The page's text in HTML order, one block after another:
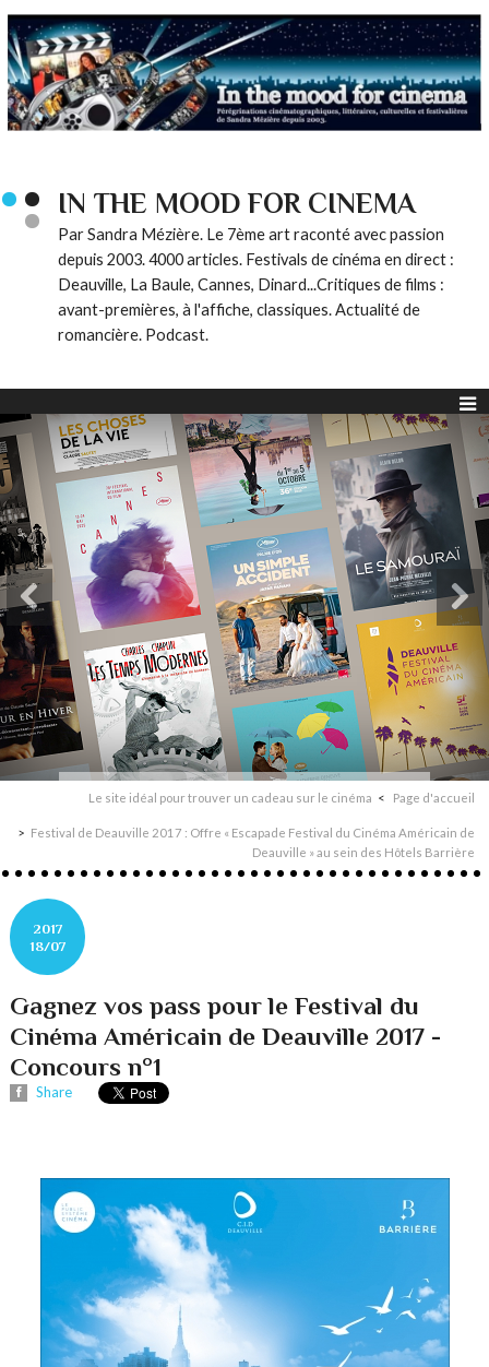
IN THE MOOD FOR CINEMA
Par Sandra Mézière. Le 7ème art raconté avec passion
depuis 2003. 4000 articles. Festivals de cinéma en direct :
Deauville, La Baule, Cannes, Dinard...Critiques de films :
avant-premières, à l'affiche, classiques. Actualité de
romancière. Podcast.
Le site idéal pour trouver un cadeau sur le cinéma Page d'accueil
Festival de Deauville 2017 : Offre « Escapade Festival du Cinéma Américain de
Deauville » au sein des Hôtels Barrière
2017
18/07
Gagnez vos pass pour le Festival du
Cinéma Américain de Deauville 2017 -
Concours n°1
Share